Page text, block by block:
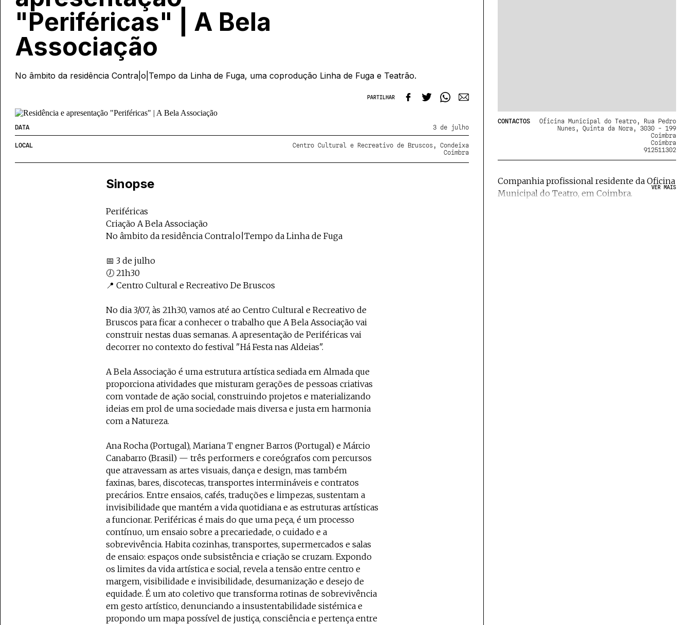
"Periféricas" | A Bela
Associação
No âmbito da residência Contra|o|Tempo da Linha de Fuga, uma coprodução Linha de Fuga e Teatrão.
PARTILHAR
DATA 3 de julho
LOCAL
Centro Cultural e Recreativo de Bruscos, Condeixa
Coimbra
Sinopse
Periféricas
Criação A Bela Associação
No âmbito da residência Contra|o|Tempo da Linha de Fuga
📅 3 de julho
🕖 21h30
📍 Centro Cultural e Recreativo De Bruscos
No dia 3/07, às 21h30, vamos até ao Centro Cultural e Recreativo de
Bruscos para ficar a conhecer o trabalho que A Bela Associação vai
construir nestas duas semanas. A apresentação de Periféricas vai
decorrer no contexto do festival "Há Festa nas Aldeias".
A Bela Associação é uma estrutura artística sediada em Almada que
proporciona atividades que misturam gerações de pessoas criativas
com vontade de ação social, construindo projetos e materializando
ideias em prol de uma sociedade mais diversa e justa em harmonia
com a Natureza.
Ana Rocha (Portugal), Mariana T engner Barros (Portugal) e Márcio
Canabarro (Brasil) — três performers e coreógrafos com percursos
que atravessam as artes visuais, dança e design, mas também
faxinas, bares, discotecas, transportes intermináveis e contratos
precários. Entre ensaios, cafés, traduções e limpezas, sustentam a
invisibilidade que mantém a vida quotidiana e as estruturas artísticas
a funcionar. Periféricas é mais do que uma peça, é um processo
contínuo, um ensaio sobre a precariedade, o cuidado e a
sobrevivência. Habita cozinhas, transportes, supermercados e salas
de ensaio: espaços onde subsistência e criação se cruzam. Expondo
os limites da vida artística e social, revela a tensão entre centro e
margem, visibilidade e invisibilidade, desumanização e desejo de
equidade. É um ato coletivo que transforma rotinas de sobrevivência
em gesto artístico, denunciando a insustentabilidade sistémica e
propondo um mapa possível de justiça, consciência e pertença entre
CONTACTOS
Oficina Municipal do Teatro, Rua Pedro
Nunes, Quinta da Nora, 3030 - 199
Coimbra
Coimbra
912511302
Companhia profissional residente da Oficina
Municipal do Teatro, em Coimbra.
VER MAIS